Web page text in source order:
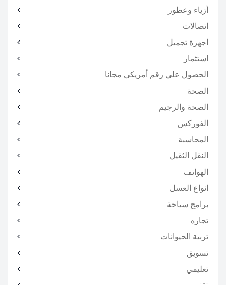
أزياء وعطور
اتصالات
اجهزة تجميل
استثمار
الحصول علي رقم أمريكي مجانا
الصحة
الصحة والرجيم
الفوركس
المحاسبة
النقل الثقيل
الهواتف
انواع العسل
برامج سياحة
تجاره
تربية الحيوانات
تسويق
تعليمي